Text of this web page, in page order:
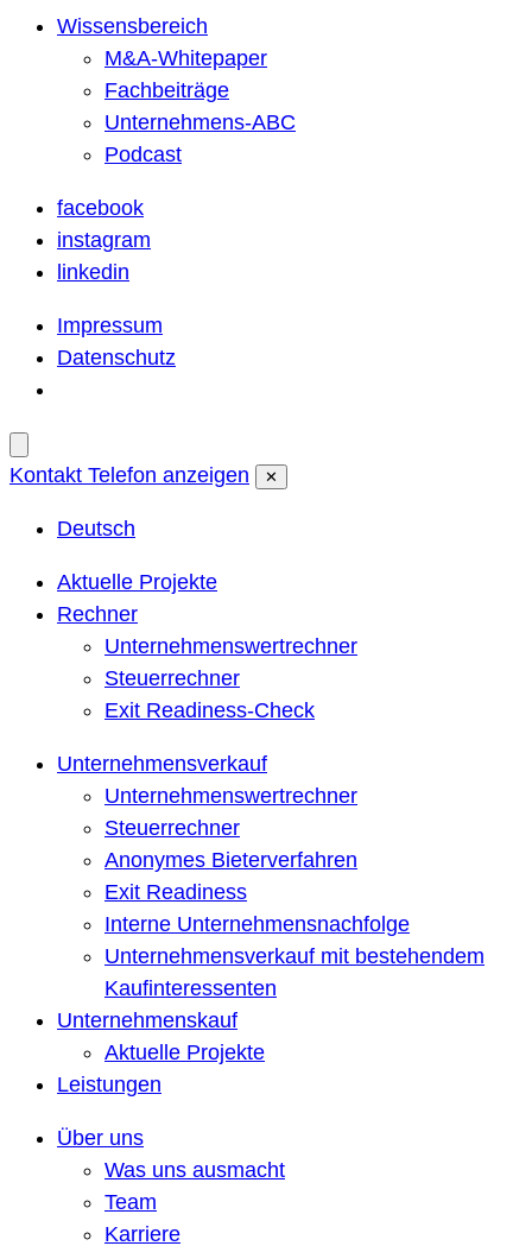
Wissensbereich
M&A-Whitepaper
Fachbeiträge
Unternehmens-ABC
Podcast
facebook
instagram
linkedin
Impressum
Datenschutz
Kontakt Telefon anzeigen ✕
Deutsch
Aktuelle Projekte
Rechner
Unternehmenswertrechner
Steuerrechner
Exit Readiness-Check
Unternehmensverkauf
Unternehmenswertrechner
Steuerrechner
Anonymes Bieterverfahren
Exit Readiness
Interne Unternehmensnachfolge
Unternehmensverkauf mit bestehendem
Kaufinteressenten
Unternehmenskauf
Aktuelle Projekte
Leistungen
Über uns
Was uns ausmacht
Team
Karriere